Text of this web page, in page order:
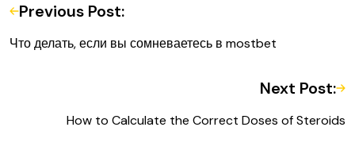
Previous Post:
Что делать, если вы сомневаетесь в mostbet
Next Post:
How to Calculate the Correct Doses of Steroids